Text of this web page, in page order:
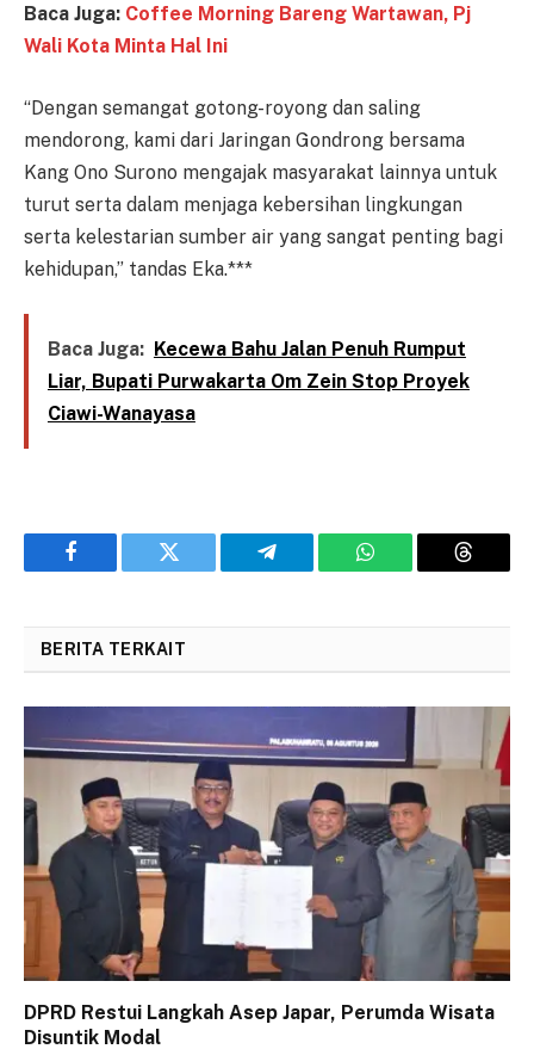
Baca Juga: Coffee Morning Bareng Wartawan, Pj
Wali Kota Minta Hal Ini
“Dengan semangat gotong-royong dan saling
mendorong, kami dari Jaringan Gondrong bersama
Kang Ono Surono mengajak masyarakat lainnya untuk
turut serta dalam menjaga kebersihan lingkungan
serta kelestarian sumber air yang sangat penting bagi
kehidupan,” tandas Eka.***
Baca Juga: Kecewa Bahu Jalan Penuh Rumput
Liar, Bupati Purwakarta Om Zein Stop Proyek
Ciawi-Wanayasa
Facebook Twitter Telegram WhatsApp Threads
BERITA TERKAIT
DPRD Restui Langkah Asep Japar, Perumda Wisata
Disuntik Modal